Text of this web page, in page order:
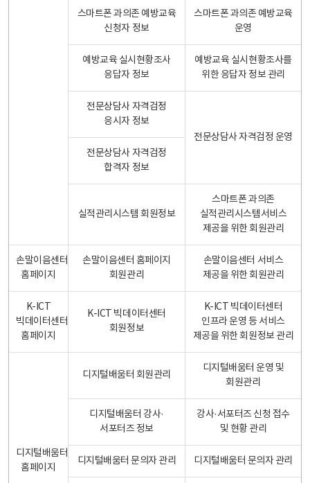
스마트폰 과의존 예방교육
신청자 정보
스마트폰 과의존 예방교육
운영
예방교육 실시현황조사
응답자 정보
예방교육 실시현황조사를
위한 응답자 정보 관리
전문상담사 자격검정
응시자 정보
전문상담사 자격검정 운영
전문상담사 자격검정
합격자 정보
실적관리시스템 회원정보
스마트폰 과의존
실적관리시스템서비스
제공을 위한 회원관리
손말이음센터
홈페이지
손말이음센터 홈페이지
회원관리
손말이음센터 서비스
제공을 위한 회원관리
K-ICT
빅데이터센터
홈페이지
K-ICT 빅데이터센터
회원정보
K-ICT 빅데이터센터
인프라 운영 등 서비스
제공을 위한 회원정보 관리
디지털배움터
홈페이지
디지털배움터 회원관리
디지털배움터 운영 및
회원관리
디지털배움터 강사·
서포터즈 정보
강사·서포터즈 신청 접수
및 현황 관리
디지털배움터 문의자 관리 디지털배움터 문의자 관리